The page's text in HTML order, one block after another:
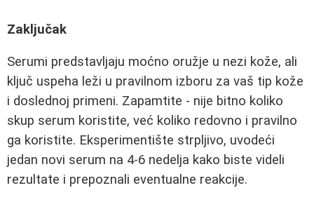
Zaključak
Serumi predstavljaju moćno oružje u nezi kože, ali
ključ uspeha leži u pravilnom izboru za vaš tip kože
i doslednoj primeni. Zapamtite - nije bitno koliko
skup serum koristite, već koliko redovno i pravilno
ga koristite. Eksperimentište strpljivo, uvodeći
jedan novi serum na 4-6 nedelja kako biste videli
rezultate i prepoznali eventualne reakcije.